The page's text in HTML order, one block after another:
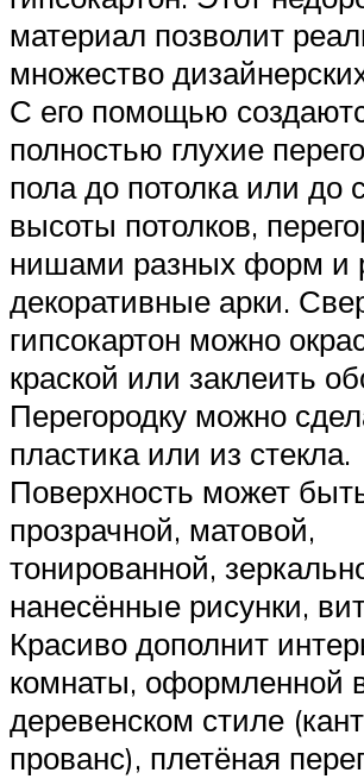
материал позволит
множество
С его помощью
полностью глухие
пола до потолка или до
высоты потолков,
нишами разных форм и
декоративные арки.
гипсокартон можно
краской или заклеить
Перегородку можно
пластика или из стекла.
Поверхность может
прозрачной, матовой,
тонированной,
нанесённые рисунки,
Красиво дополнит
комнаты, оформленной
деревенском стиле
прованс), плетёная